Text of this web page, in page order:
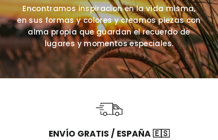
Encontramos inspiracion en la vida misma,
en sus formas y colores y creamos piezas con
alma propia que guardan el recuerdo de
lugares y momentos especiales.
ENVÍO GRATIS / ESPAÑA 🇪🇸